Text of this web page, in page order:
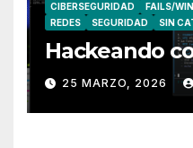
CIBERSEGURIDAD FAILS/
REDES
SEGURIDAD SIN
Hackeando
25 MARZO, 2026